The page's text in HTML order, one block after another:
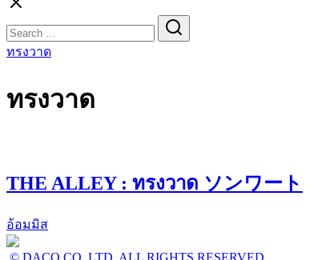
for:
ทรงวาด
ทรงวาด
THE ALLEY : ทรงวาด ソンワート
อ้อมมิส
© DACO CO.,LTD. ALL RIGHTS RESERVED.